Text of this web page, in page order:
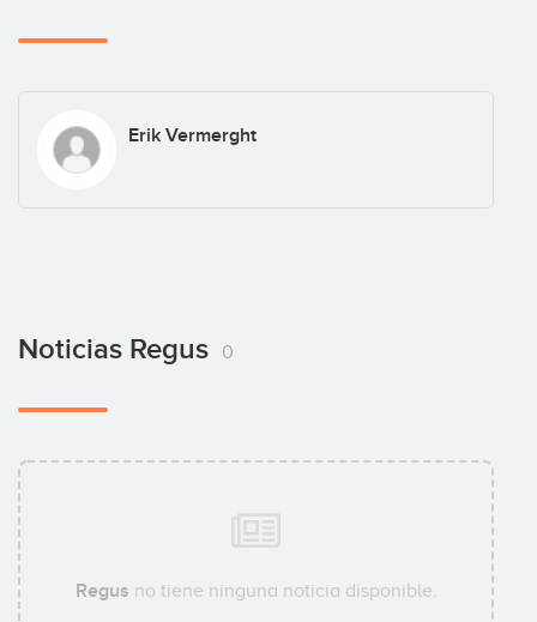
Erik Vermerght
Noticias Regus 0
Regus no tiene ninguna noticia disponible.